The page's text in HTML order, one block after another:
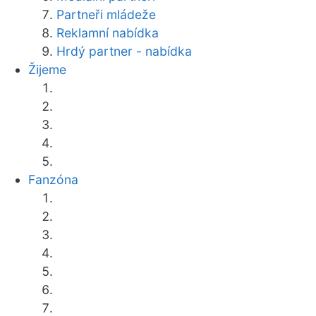
Partneři mládeže
Reklamní nabídka
Hrdý partner - nabídka
Žijeme
Fanzóna